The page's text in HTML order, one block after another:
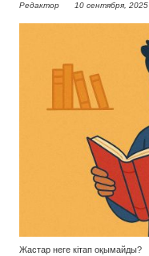
Редактор 10 сентября, 2025
Жастар неге кітап оқымайды?